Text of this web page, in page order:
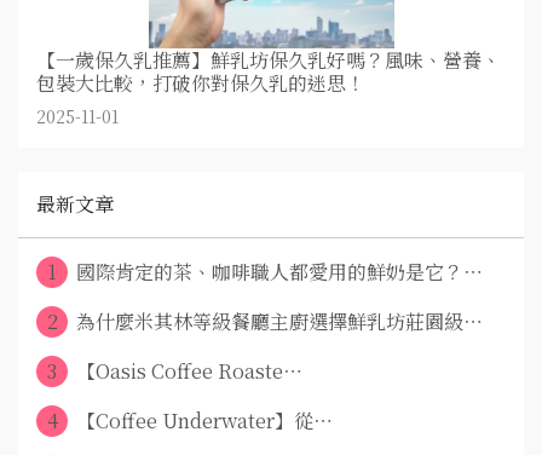
【一歲保久乳推薦】鮮乳坊保久乳好嗎？風味、營養、
包裝大比較，打破你對保久乳的迷思！
2025-11-01
最新文章
1
國際肯定的茶、咖啡職人都愛用的鮮奶是它？⋯
2
為什麼米其林等級餐廳主廚選擇鮮乳坊莊園級⋯
3
【Oasis Coffee Roaste⋯
4
【Coffee Underwater】從⋯